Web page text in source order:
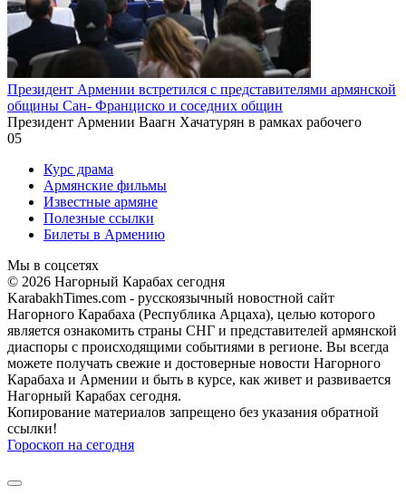
Президент Армении встретился с представителями армянской
общины Сан- Франциско и соседних общин
Президент Армении Ваагн Хачатурян в рамках рабочего
05
Курс драма
Армянские фильмы
Известные армяне
Полезные ссылки
Билеты в Армению
Мы в соцсетях
© 2026 Нагорный Карабах сегодня
KarabakhTimes.com - русскоязычный новостной сайт
Нагорного Карабаха (Республика Арцаха), целью которого
является ознакомить страны СНГ и представителей армянской
диаспоры с происходящими событиями в регионе. Вы всегда
можете получать свежие и достоверные новости Нагорного
Карабаха и Армении и быть в курсе, как живет и развивается
Нагорный Карабах сегодня.
Копирование материалов запрещено без указания обратной
ссылки!
Гороскоп на сегодня